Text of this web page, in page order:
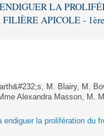
LA
APICOLE - 1ère
M. Blairy, M.
Alexandra Masson, M.
la prolifération du